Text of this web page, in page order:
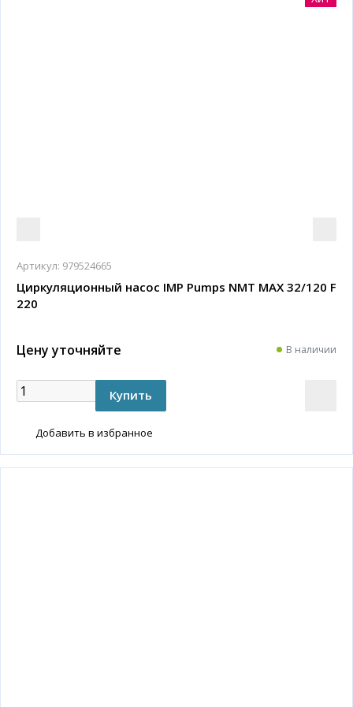
Артикул: 979524665
Циркуляционный насос IMP Pumps NMT MAX 32/120 F
220
Цену уточняйте В наличии
Добавить в избранное